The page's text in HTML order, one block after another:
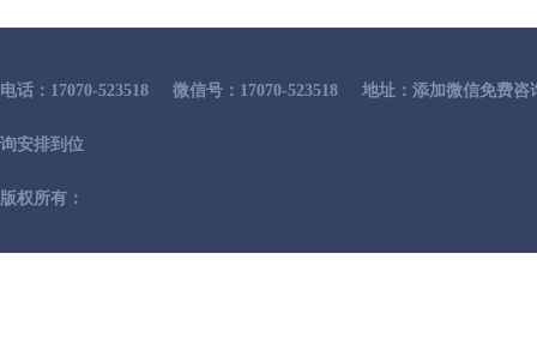
电话：17070-523518 微信号：17070-523518 地址：添加微信免费
询安排到位
版权所有：